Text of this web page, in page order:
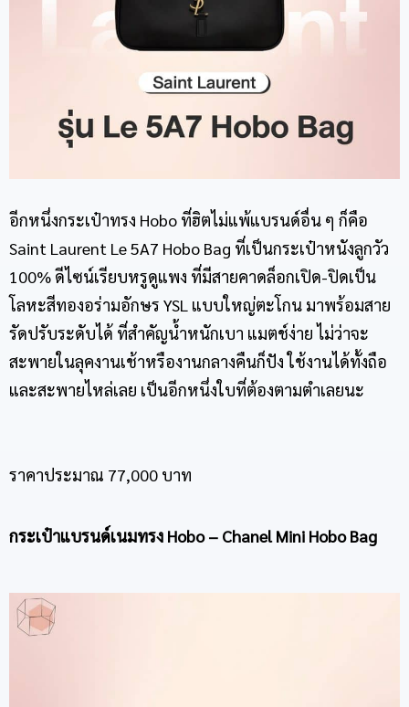
อีกหนึ่งกระเป๋าทรง Hobo ที่ฮิตไม่แพ้แบรนด์อื่น ๆ ก็คือ
Saint Laurent Le 5A7 Hobo Bag ที่เป็นกระเป๋าหนังลูกวัว
100% ดีไซน์เรียบหรูดูแพง ที่มีสายคาดล็อกเปิด-ปิดเป็น
โลหะสีทองอร่ามอักษร YSL แบบใหญ่ตะโกน มาพร้อมสาย
รัดปรับระดับได้ ที่สำคัญน้ำหนักเบา แมตช์ง่าย ไม่ว่าจะ
สะพายในลุคงานเช้าหรืองานกลางคืนก็ปัง ใช้งานได้ทั้งถือ
และสะพายไหล่เลย เป็นอีกหนึ่งใบที่ต้องตามตำเลยนะ
ราคาประมาณ 77,000 บาท
กระเป๋าแบรนด์เนมทรง Hobo – Chanel Mini Hobo Bag